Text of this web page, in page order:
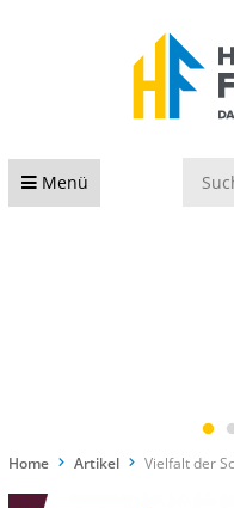
Menü
Home Artikel Vielfalt der